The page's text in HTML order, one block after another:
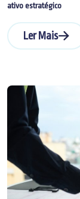
ativo estratégico
Ler Mais